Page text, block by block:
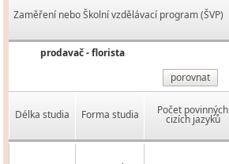
Zaměření nebo Školní vzdělávací program (ŠVP)
prodavač - florista
porovnat
Délka studia Forma studia Počet povinných
cizích jazyků